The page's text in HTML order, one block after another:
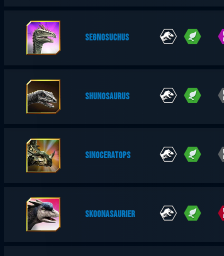
SEGNOSUCHUS
SHUNOSAURUS
SINOCERATOPS
SKOONASAURIER